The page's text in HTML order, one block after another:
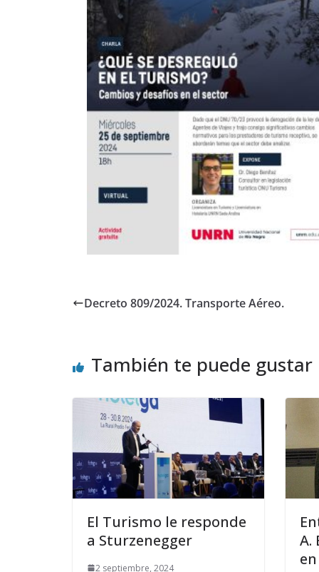
Decreto 809/2024. Transporte Aéreo.
También te puede gustar
El Turismo le responde
a Sturzenegger
2 septiembre, 2024
A.